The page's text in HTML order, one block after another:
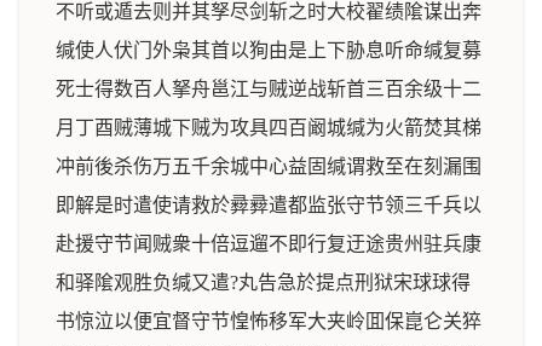
不听或遁去则并其孥尽剑斩之时大校翟绩隂谋出奔
缄使人伏门外枭其首以狥由是上下胁息听命缄复募
死士得数百人拏舟邕江与贼逆战斩首三百余级十二
月丁酉贼薄城下贼为攻具四百阚城缄为火箭焚其梯
冲前後杀伤万五千余城中心益固缄谓救至在刻漏围
即解是时遣使请救於彛彛遣都监张守节领三千兵以
赴援守节闻贼衆十倍逗遛不即行复迂途贵州驻兵康
和驿隂观胜负缄又遣?丸告急於提点刑狱宋球球得
书惊泣以便宜督守节惶怖移军大夹岭囬保崑仑关猝